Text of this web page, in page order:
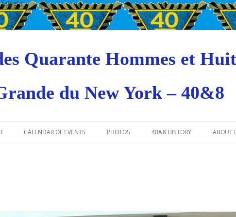
);
Quarante Hommes et
du New York – 40&8
CALENDAR OF EVENTS PHOTOS 40&8 HISTORY ABOUT